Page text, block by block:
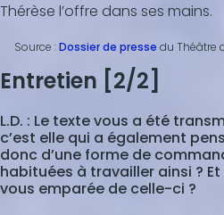
Thérèse l’offre dans ses mains.
Source :Dossier de presse du Théâtre
Entretien [2/2]
L.D. : Le texte vous a été
c’est elle qui a également
donc d’une forme de
habituées à travailler ainsi ?
vous emparée de celle-ci ?